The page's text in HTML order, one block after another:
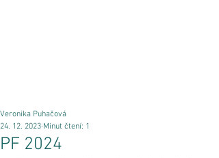
PF 2024
Veronika Puhačová
24. 12. 2023 Minut čtení: 1